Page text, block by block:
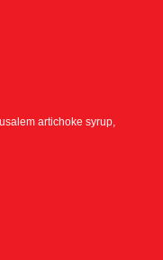
artichoke syrup,